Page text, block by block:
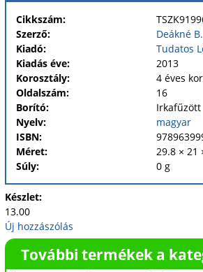
Cikkszám:
Szerző:
Deákné
Kiadó:
Tudatos
Kiadás éve:
2013
Korosztály:
4 éves
Oldalszám:
16
Borító:
Irkafűzött
Nyelv:
magyar
ISBN:
Méret:
29.8 × 21
Súly:
0 g
Készlet:
13.00
Új hozzászólás
További termékek a